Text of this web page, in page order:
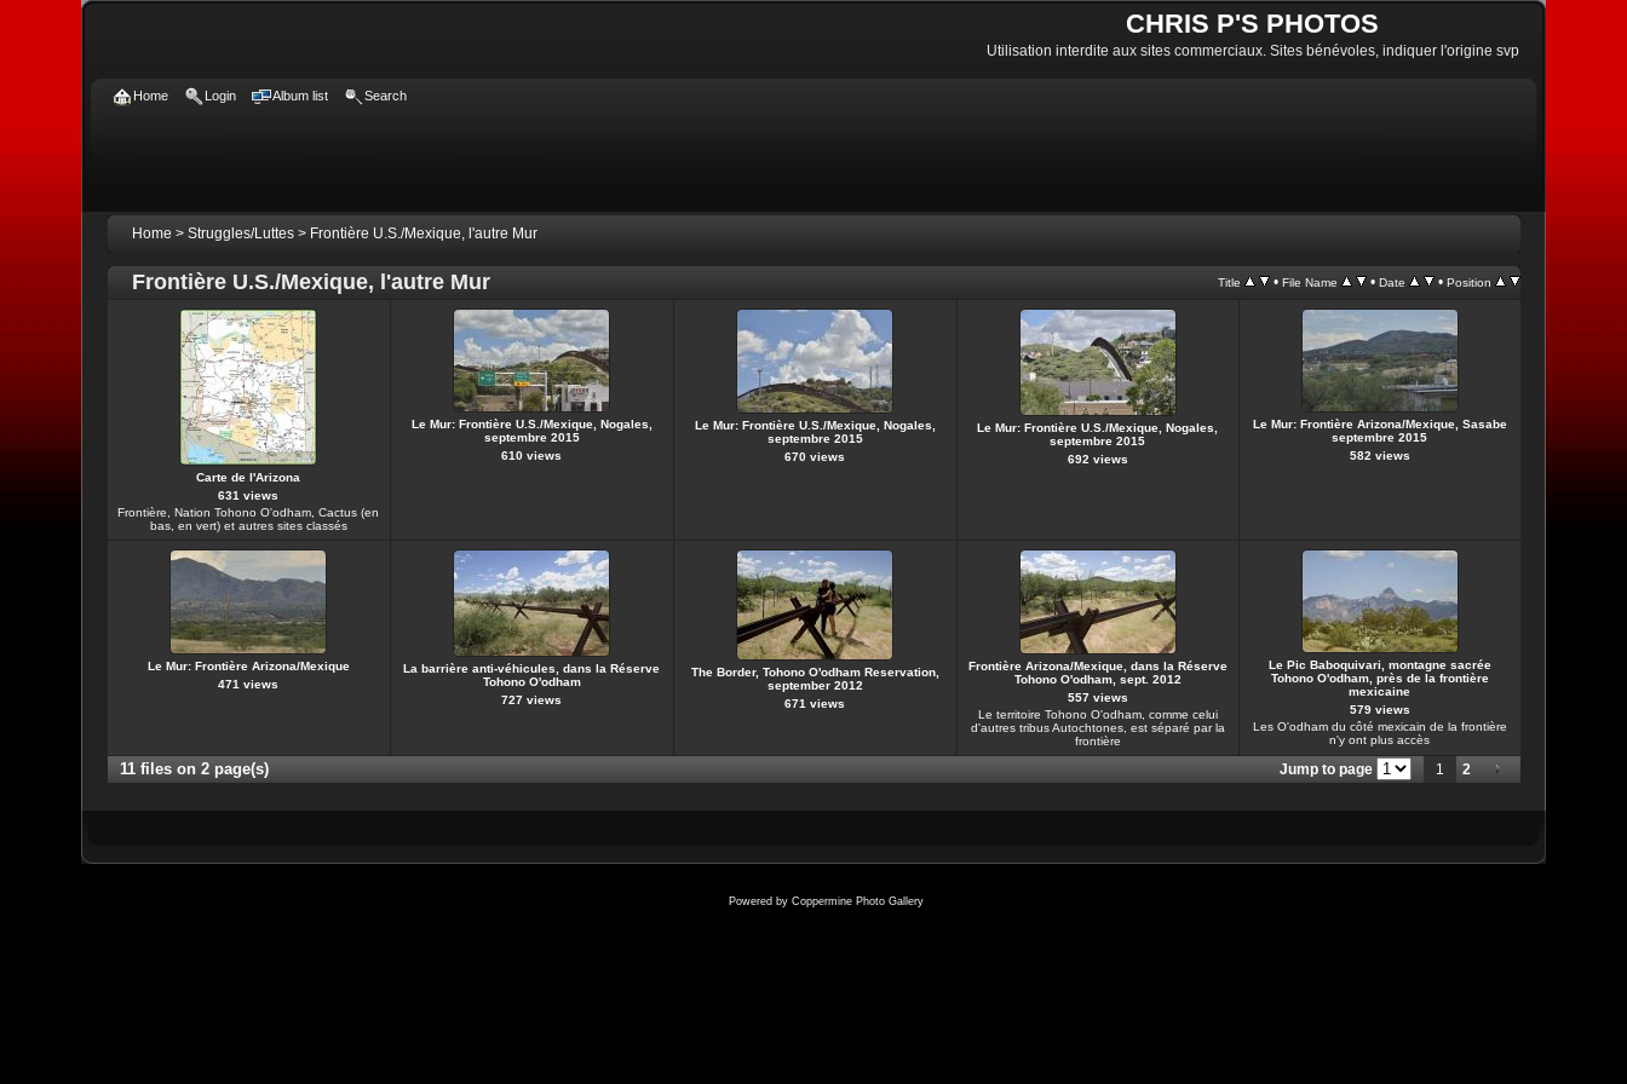
CHRIS P'S PHOTOS
Utilisation interdite aux sites commerciaux. Sites bénévoles, indiquer l'origine svp
Home Login Album list Search
Home > Struggles/Luttes> Frontière U.S./Mexique, l'autre Mur
Frontière U.S./Mexique, l'autre Mur Title • File Name • Date • Position
Carte de l'Arizona
631 views
Frontière, Nation Tohono O'odham, Cactus (en
bas, en vert) et autres sites classés
Le Mur: Frontière U.S./Mexique, Nogales,
septembre 2015
610 views
Le Mur: Frontière U.S./Mexique, Nogales,
septembre 2015
670 views
Le Mur: Frontière U.S./Mexique, Nogales,
septembre 2015
692 views
Le Mur: Frontière Arizona/Mexique, Sasabe
septembre 2015
582 views
Le Mur: Frontière Arizona/Mexique
471 views
La barrière anti-véhicules, dans la Réserve
Tohono O'odham
727 views
The Border, Tohono O'odham Reservation,
september 2012
671 views
Frontière Arizona/Mexique, dans la Réserve
Tohono O'odham, sept. 2012
557 views
Le territoire Tohono O'odham, comme celui
d'autres tribus Autochtones, est séparé par la
frontière
Le Pic Baboquivari, montagne sacrée
Tohono O'odham, près de la frontière
mexicaine
579 views
Les O'odham du côté mexicain de la frontière
n'y ont plus accès
11 files on 2 page(s) Jump to page 1 2
Powered by Coppermine Photo Gallery